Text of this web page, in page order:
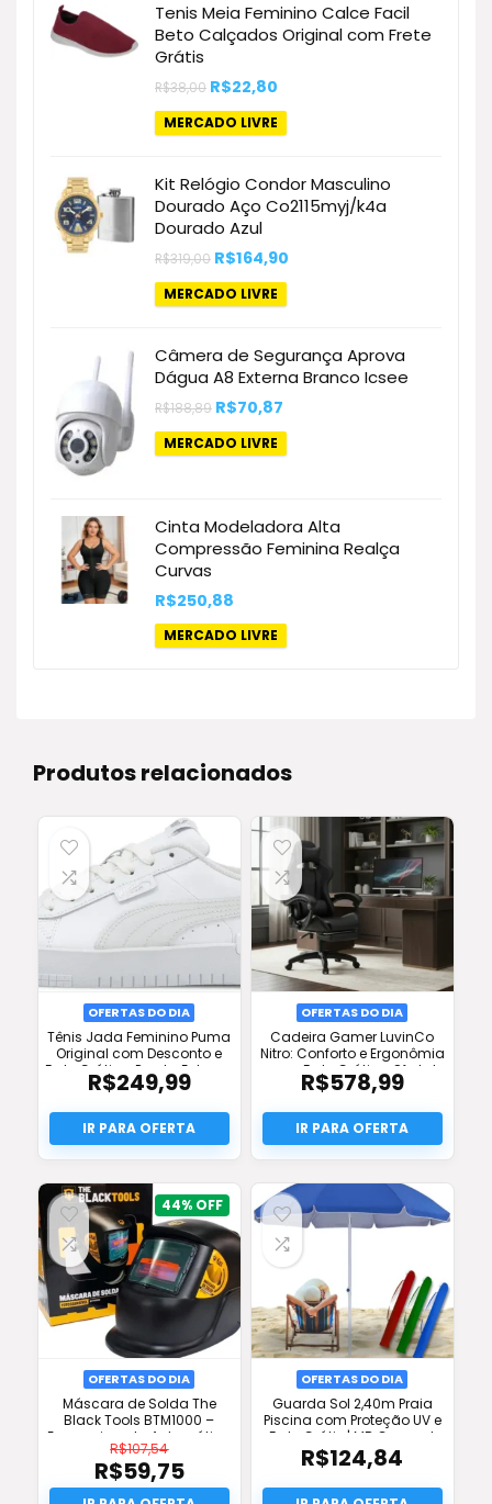
R$1.094,99.R$588,00.
Tenis Meia Feminino Calce Facil
Beto Calçados Original com Frete
Grátis
R$38,00 O
original
era:
R$22,80
atual
é:
MERCADO LIVRE
Kit Relógio Condor Masculino
Dourado Aço Co2115myj/k4a
Dourado Azul
R$319,00 O
original
era:
R$164,90
MERCADO LIVRE
Câmera de Segurança Aprova
Dágua A8 Externa Branco Icsee
R$188,89 O
original
era:
R$70,87
atual
é:
MERCADO LIVRE
Cinta Modeladora Alta
Compressão Feminina Realça
Curvas
R$250,88
MERCADO LIVRE
Produtos relacionados
OFERTAS DO DIA
Tênis Jada Feminino Puma
Original com Desconto e
Frete Grátis – Pronta Entrega
R$249,99
OFERTAS DO DIA
Cadeira Gamer LuvinCo
Nitro: Conforto e Ergonômia
com Frete Grátis e Oferta!
R$578,99
44%
OFERTAS DO DIA
Máscara de Solda The
Black Tools BTM1000 –
Escurecimento Automático
– Frete Grátis
R$107,54
O
preço
R$59,75
O
OFERTAS DO DIA
Guarda Sol 2,40m Praia
Piscina com Proteção UV e
Frete Grátis | MB Connect
R$124,84